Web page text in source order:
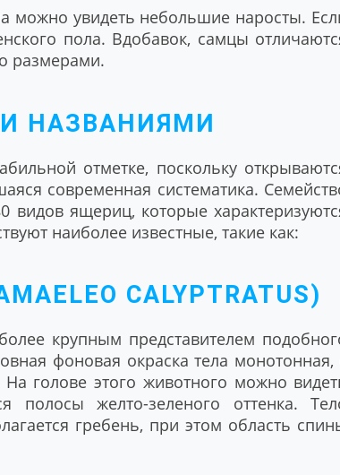
можно увидеть небольшие наросты.
пола. Вдобавок, самцы
размерами.
НАЗВАНИЯМИ
отметке, поскольку
современная систематика.
видов ящериц, которые
наиболее известные, такие как:
CALYPTRATUS)
крупным представителем
фоновая окраска тела монотонная,
голове этого животного можно
полосы желто-зеленого оттенка.
гребень, при этом область